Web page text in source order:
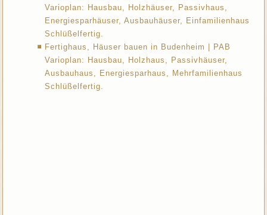
Varioplan: Hausbau, Holzhäuser, Passivhaus,
Energiesparhäuser, Ausbauhäuser, Einfamilienhaus
Schlüßelfertig.
Fertighaus, Häuser bauen in Budenheim | PAB
Varioplan: Hausbau, Holzhaus, Passivhäuser,
Ausbauhaus, Energiesparhaus, Mehrfamilienhaus
Schlüßelfertig.